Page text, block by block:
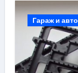
Гараж и авто